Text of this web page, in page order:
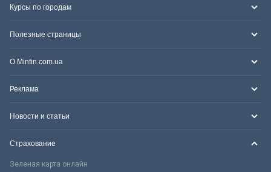
Курсы по городам
Полезные страницы
О Minfin.com.ua
Реклама
Новости и статьи
Страхование
Зеленая карта онлайн